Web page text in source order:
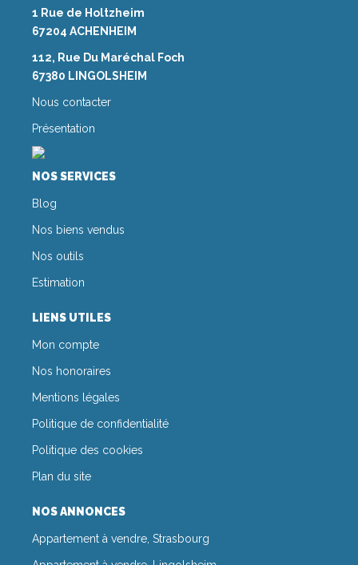
1 Rue de Holtzheim
67204 ACHENHEIM
112, Rue Du Maréchal Foch
67380 LINGOLSHEIM
Nous contacter
Présentation
NOS SERVICES
Blog
Nos biens vendus
Nos outils
Estimation
LIENS UTILES
Mon compte
Nos honoraires
Mentions légales
Politique de confidentialité
Politique des cookies
Plan du site
NOS ANNONCES
Appartement à vendre, Strasbourg